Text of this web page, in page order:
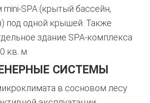
SPA (крытый бассейн,
под одной крышей . Также
здание SPA-комплекса
кв. м
СИСТЕМЫ
в сосновом лесу